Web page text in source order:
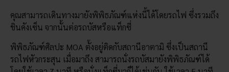
คุณสามารถเดินทางมายังพิพิธภัณฑ์แห่งนี้ได้โดยรถไฟ ซึ่งรวมถึง
ชินคังเซ็น จากนั้นต่อรถบัสหรือแท็กซี่
พิพิธภัณฑ์ศิลปะ MOA ตั้งอยู่ติดกับสถานีอาตามิ ซึ่งเป็นสถานี
รถไฟหัวกระสุน เมื่อมาถึง สามารถนั่งรถบัสมายังพิพิธภัณฑ์ได้